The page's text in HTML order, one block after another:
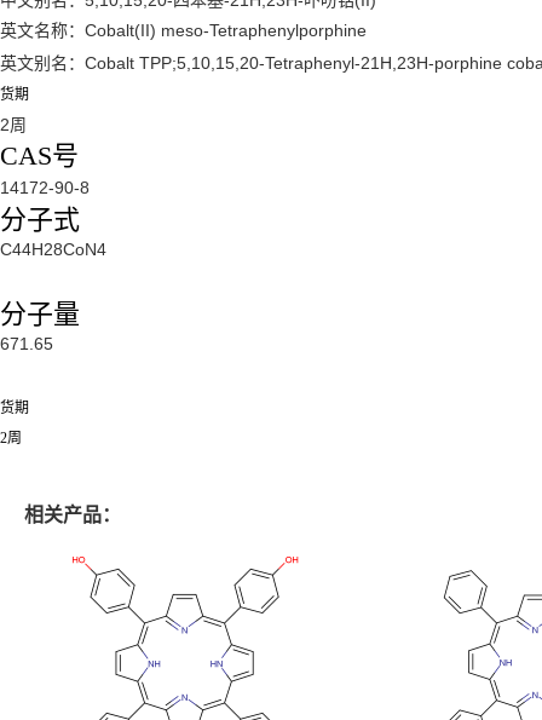
英文名称：Cobalt(II) meso-Tetraphenylporphine
英文别名：Cobalt TPP;5,10,15,20-Tetraphenyl-21H,23H-porphine
货期
2周
CAS号
14172-90-8
分子式
C44H28CoN4
分子量
671.65
货期
2周
相关产品：